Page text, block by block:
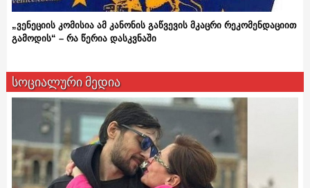
„ვენეციის კომისია ამ კანონის გაწვევის მკაცრი რეკომენდაციით
გამოდის“ – რა წერია დასკვნაში
სოციალური მედია